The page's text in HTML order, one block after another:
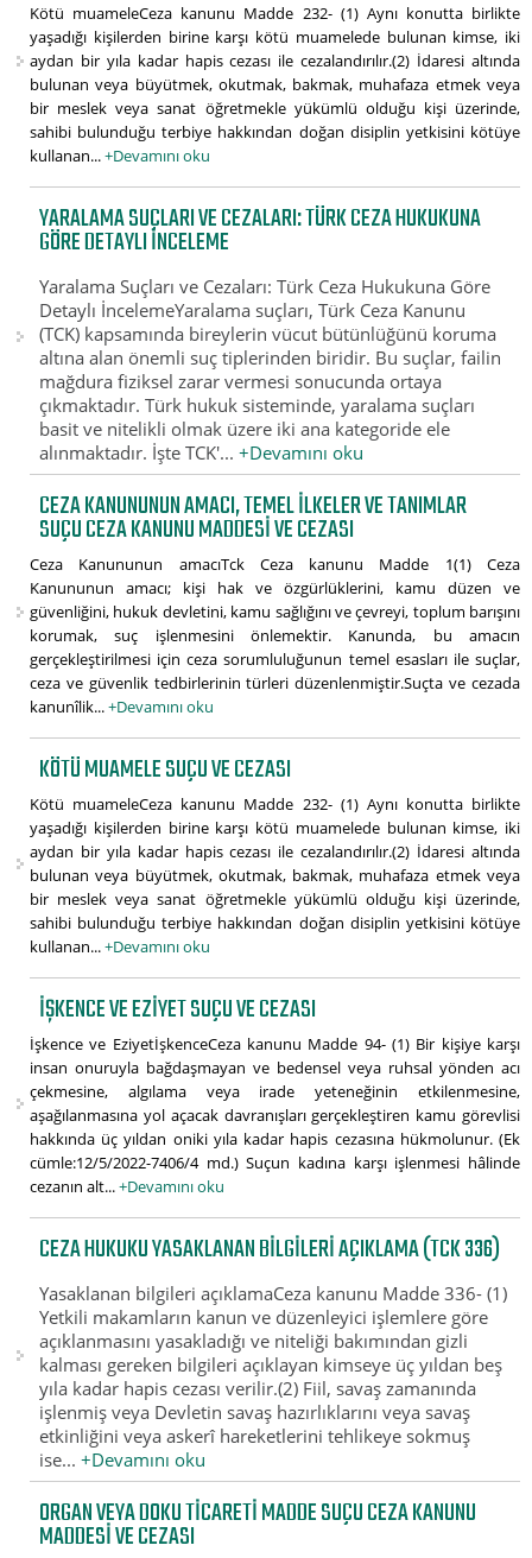
Kötü muameleCeza kanunu Madde 232- (1) Aynı konutta birlikte
yaşadığı kişilerden birine karşı kötü muamelede bulunan kimse, iki
aydan bir yıla kadar hapis cezası ile cezalandırılır.(2) İdaresi altında
bulunan veya büyütmek, okutmak, bakmak, muhafaza etmek veya
bir meslek veya sanat öğretmekle yükümlü olduğu kişi üzerinde,
sahibi bulunduğu terbiye hakkından doğan disiplin yetkisini kötüye
kullanan...+Devamını oku
YARALAMA SUÇLARI VE CEZALARI: TÜRK CEZA HUKUKUNA
GÖRE DETAYLI İNCELEME
Yaralama Suçları ve Cezaları: Türk Ceza Hukukuna Göre
Detaylı İncelemeYaralama suçları, Türk Ceza Kanunu
(TCK) kapsamında bireylerin vücut bütünlüğünü koruma
altına alan önemli suç tiplerinden biridir. Bu suçlar, failin
mağdura fiziksel zarar vermesi sonucunda ortaya
çıkmaktadır. Türk hukuk sisteminde, yaralama suçları
basit ve nitelikli olmak üzere iki ana kategoride ele
alınmaktadır. İşte TCK'...+Devamını oku
CEZA KANUNUNUN AMACI, TEMEL İLKELER VE TANIMLAR
SUÇU CEZA KANUNU MADDESI VE CEZASI
Ceza Kanununun amacıTck Ceza kanunu Madde 1(1) Ceza
Kanununun amacı; kişi hak ve özgürlüklerini, kamu düzen ve
güvenliğini, hukuk devletini, kamu sağlığını ve çevreyi, toplum barışını
korumak, suç işlenmesini önlemektir. Kanunda, bu amacın
gerçekleştirilmesi için ceza sorumluluğunun temel esasları ile suçlar,
ceza ve güvenlik tedbirlerinin türleri düzenlenmiştir.Suçta ve cezada
kanunîlik...+Devamını oku
KÖTÜ MUAMELE SUÇU VE CEZASI
Kötü muameleCeza kanunu Madde 232- (1) Aynı konutta birlikte
yaşadığı kişilerden birine karşı kötü muamelede bulunan kimse, iki
aydan bir yıla kadar hapis cezası ile cezalandırılır.(2) İdaresi altında
bulunan veya büyütmek, okutmak, bakmak, muhafaza etmek veya
bir meslek veya sanat öğretmekle yükümlü olduğu kişi üzerinde,
sahibi bulunduğu terbiye hakkından doğan disiplin yetkisini kötüye
kullanan...+Devamını oku
İŞKENCE VE EZIYET SUÇU VE CEZASI
İşkence ve EziyetİşkenceCeza kanunu Madde 94- (1) Bir kişiye karşı
insan onuruyla bağdaşmayan ve bedensel veya ruhsal yönden acı
çekmesine, algılama veya irade yeteneğinin etkilenmesine,
aşağılanmasına yol açacak davranışları gerçekleştiren kamu görevlisi
hakkında üç yıldan oniki yıla kadar hapis cezasına hükmolunur. (Ek
cümle:12/5/2022-7406/4 md.) Suçun kadına karşı işlenmesi hâlinde
cezanın alt...+Devamını oku
CEZA HUKUKU YASAKLANAN BILGILERI AÇIKLAMA (TCK 336)
Yasaklanan bilgileri açıklamaCeza kanunu Madde 336- (1)
Yetkili makamların kanun ve düzenleyici işlemlere göre
açıklanmasını yasakladığı ve niteliği bakımından gizli
kalması gereken bilgileri açıklayan kimseye üç yıldan beş
yıla kadar hapis cezası verilir.(2) Fiil, savaş zamanında
işlenmiş veya Devletin savaş hazırlıklarını veya savaş
etkinliğini veya askerî hareketlerini tehlikeye sokmuş
ise...+Devamını oku
ORGAN VEYA DOKU TICARETI MADDE SUÇU CEZA KANUNU
MADDESI VE CEZASI